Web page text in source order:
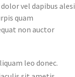
vel dapibus alesi
quam
non auctor
leo donec.